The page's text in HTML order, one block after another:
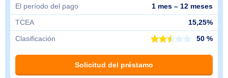
El período del pago
1 mes – 12 meses
TCEA
15,25%
Clasificación
50 %
Solicitud del préstamo